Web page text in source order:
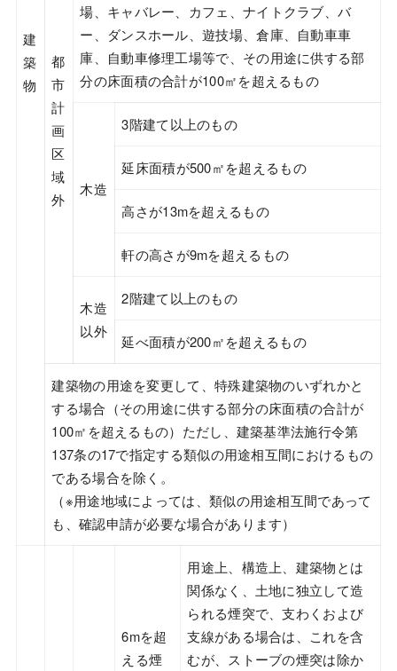
建
築
物
都
市
計
画
区
域
外
場、キャバレー、カフェ、ナイトクラブ、バ
ー、ダンスホール、遊技場、倉庫、自動車車
庫、自動車修理工場等で、その用途に供する部
分の床面積の合計が100㎡を超えるもの
木造
3階建て以上のもの
延床面積が500㎡を超えるもの
高さが13mを超えるもの
軒の高さが9mを超えるもの
木造
以外
2階建て以上のもの
延べ面積が200㎡を超えるもの
建築物の用途を変更して、特殊建築物のいずれかと
する場合（その用途に供する部分の床面積の合計が
100㎡を超えるもの）ただし、建築基準法施行令第
137条の17で指定する類似の用途相互間におけるもの
である場合を除く。
（※用途地域によっては、類似の用途相互間であって
も、確認申請が必要な場合があります）
6mを超
える煙
用途上、構造上、建築物とは
関係なく、土地に独立して造
られる煙突で、支わくおよび
支線がある場合は、これを含
むが、ストーブの煙突は除か